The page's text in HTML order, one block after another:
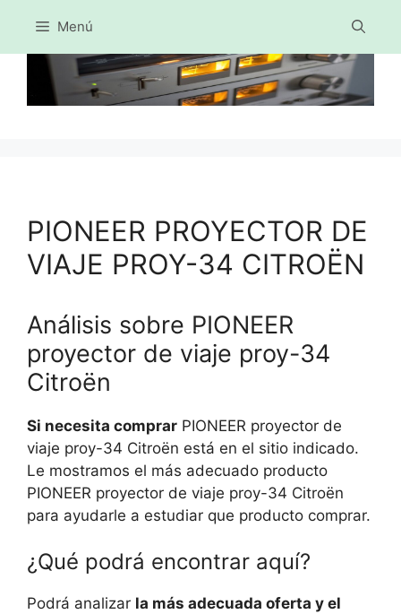
Saltar
al
contenido
Menú
PIONEER PROYECTOR DE
VIAJE PROY-34 CITROËN
Análisis sobre PIONEER
proyector de viaje proy-34
Citroën
Si necesita comprar PIONEER proyector de
viaje proy-34 Citroën está en el sitio indicado.
Le mostramos el más adecuado producto
PIONEER proyector de viaje proy-34 Citroën
para ayudarle a estudiar que producto comprar.
¿Qué podrá encontrar aquí?
Podrá analizar la más adecuada oferta y el